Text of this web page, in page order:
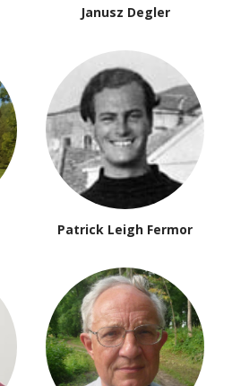
Janusz Degler
Patrick Leigh Fermor